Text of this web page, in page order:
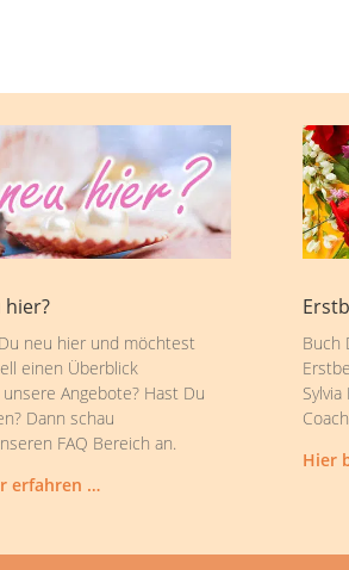
hier?
neu hier und möchtest
einen Überblick
Angebote? Hast Du
Dann schau
FAQ Bereich an.
erfahren …
Buch
Hier